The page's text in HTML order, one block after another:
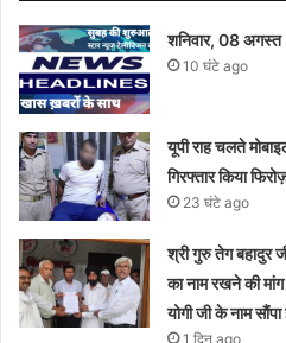
शनिवार, 08
10 घंटे ago
यूपी राह चलते
गिरफ्तार किया
23 घंटे ago
श्री गुरु तेग बहादुर
का नाम रखने की मांग
योगी जी के नाम सौंपा
1 दिन ago